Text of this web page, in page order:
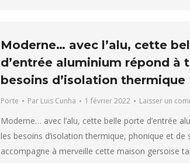
Moderne… avec l’alu, cette
d’entrée aluminium répond à
besoins d’isolation thermique
Porte Par Luis Cunha 1 février 2022 Laisser un
Moderne… avec l’alu, cette belle porte d’entrée
les besoins d’isolation thermique, phonique et de
accompagne à merveille cette maison gersoise